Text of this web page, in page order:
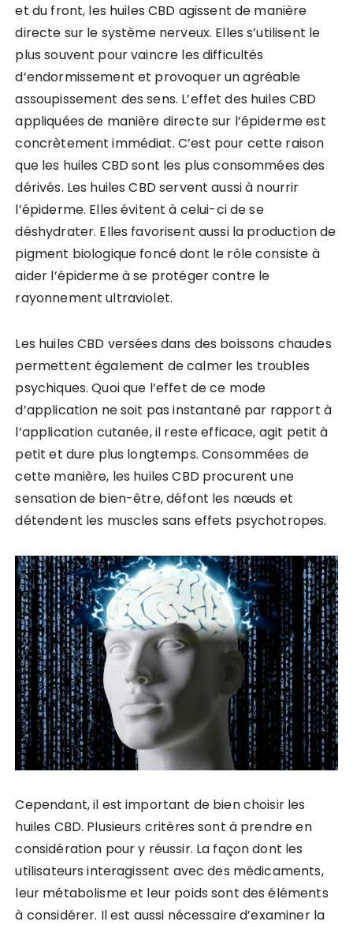
et du front, les huiles CBD agissent de manière
directe sur le système nerveux. Elles s’utilisent le
plus souvent pour vaincre les difficultés
d’endormissement et provoquer un agréable
assoupissement des sens. L’effet des huiles CBD
appliquées de manière directe sur l’épiderme est
concrètement immédiat. C’est pour cette raison
que les huiles CBD sont les plus consommées des
dérivés. Les huiles CBD servent aussi à nourrir
l’épiderme. Elles évitent à celui-ci de se
déshydrater. Elles favorisent aussi la production de
pigment biologique foncé dont le rôle consiste à
aider l’épiderme à se protéger contre le
rayonnement ultraviolet.
Les huiles CBD versées dans des boissons chaudes
permettent également de calmer les troubles
psychiques. Quoi que l’effet de ce mode
d’application ne soit pas instantané par rapport à
l’application cutanée, il reste efficace, agit petit à
petit et dure plus longtemps. Consommées de
cette manière, les huiles CBD procurent une
sensation de bien-être, défont les nœuds et
détendent les muscles sans effets psychotropes.
Cependant, il est important de bien choisir les
huiles CBD. Plusieurs critères sont à prendre en
considération pour y réussir. La façon dont les
utilisateurs interagissent avec des médicaments,
leur métabolisme et leur poids sont des éléments
à considérer. Il est aussi nécessaire d’examiner la